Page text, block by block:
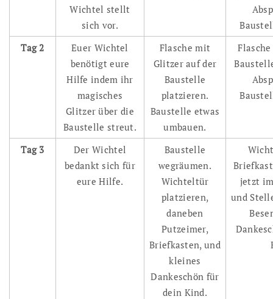
Wichtel stellt
sich vor.
Tag 2
Euer Wichtel
benötigt eure
Hilfe indem ihr
magisches
Glitzer über die
Baustelle streut.
Flasche mit
Glitzer auf der
Baustelle
platzieren.
Baustelle etwas
umbauen.
Tag 3
Der Wichtel
bedankt sich für
eure Hilfe.
Baustelle
wegräumen.
Wichteltür
platzieren,
daneben
Putzeimer,
Briefkasten, und
kleines
Dankeschön für
dein Kind.
jetzt
und